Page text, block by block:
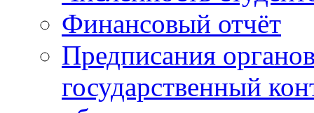
Финансовый отчёт
Предписания
государственный